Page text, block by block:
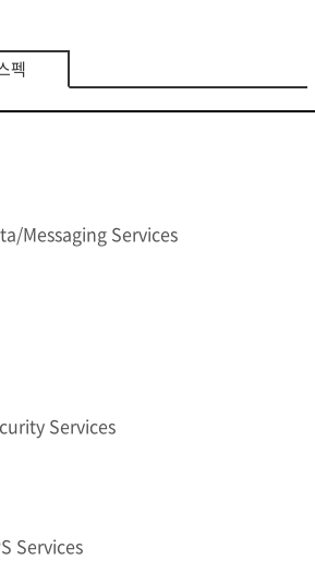
펙
Messaging Services
Services
Services